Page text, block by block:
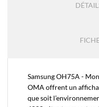
Samsung OH75A -
OMA offrent un
que soit